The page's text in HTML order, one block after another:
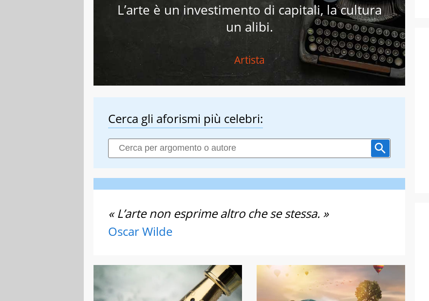
L’arte è un investimento di capitali, la cultura
un alibi.
Artista
Cerca gli aforismi più celebri:
« L’arte non esprime altro che se stessa. »
Oscar Wilde